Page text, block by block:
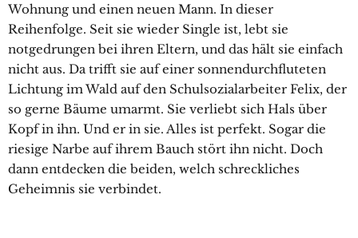
Wohnung und einen neuen Mann. In dieser
Reihenfolge. Seit sie wieder Single ist, lebt sie
notgedrungen bei ihren Eltern, und das hält sie einfach
nicht aus. Da trifft sie auf einer sonnendurchfluteten
Lichtung im Wald auf den Schulsozialarbeiter Felix, der
so gerne Bäume umarmt. Sie verliebt sich Hals über
Kopf in ihn. Und er in sie. Alles ist perfekt. Sogar die
riesige Narbe auf ihrem Bauch stört ihn nicht. Doch
dann entdecken die beiden, welch schreckliches
Geheimnis sie verbindet.